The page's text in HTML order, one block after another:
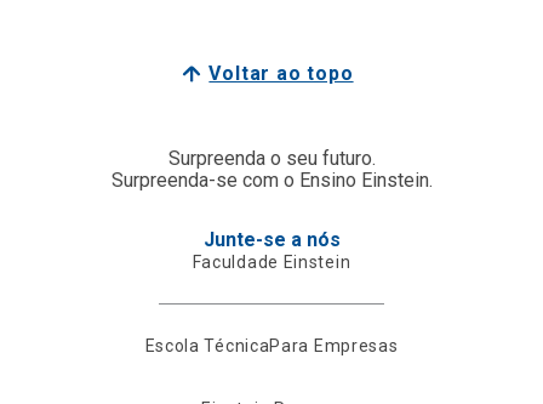
Voltar ao topo
Surpreenda o seu futuro.
Surpreenda-se com o Ensino Einstein.
Junte-se a nós
Faculdade Einstein
Escola TécnicaPara Empresas